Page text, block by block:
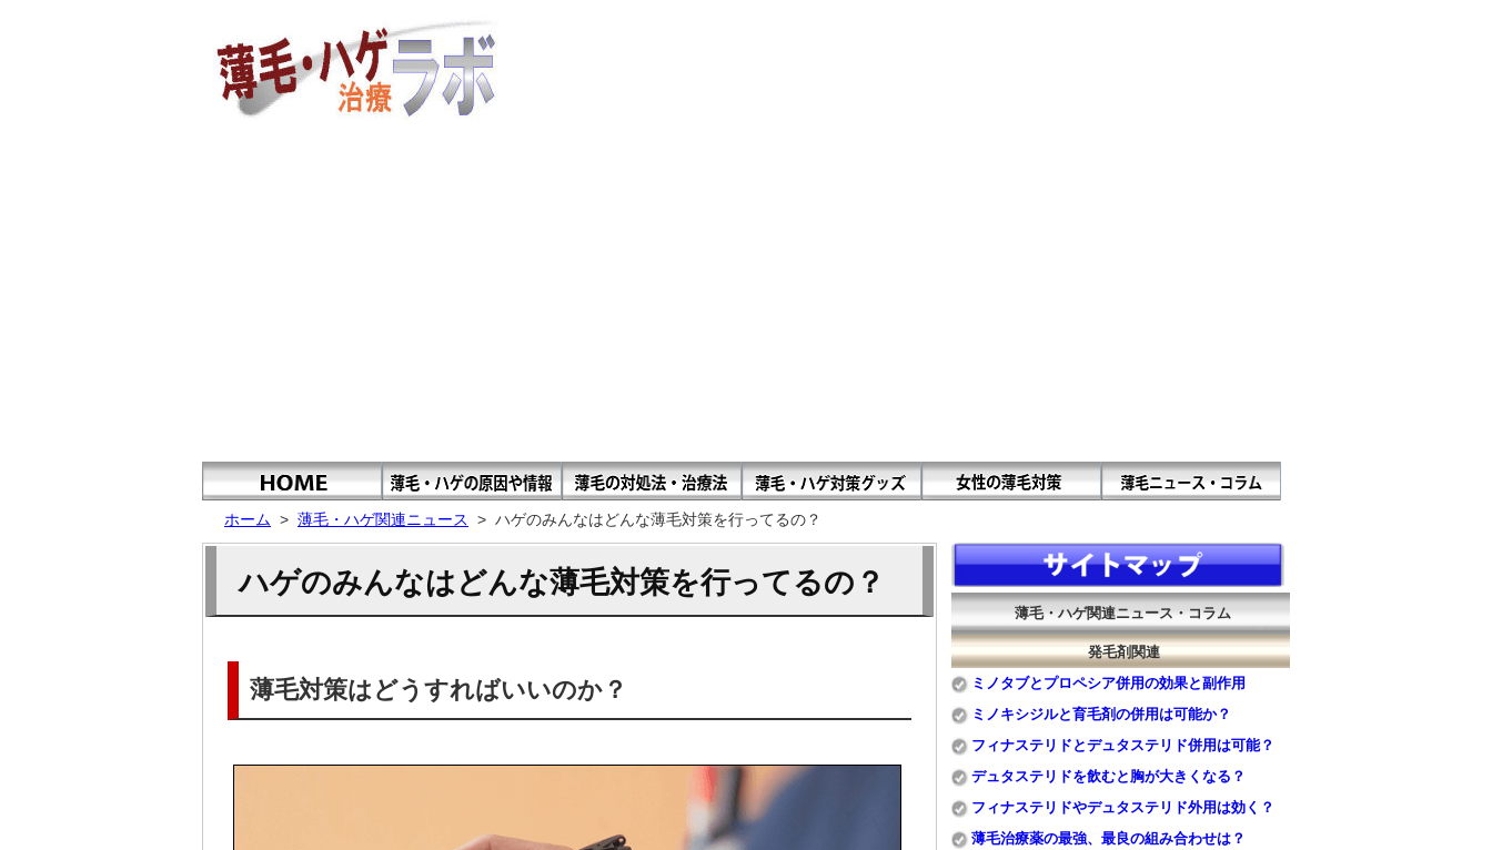
ホーム > 薄毛・ハゲ関連ニュース > ハゲのみんなはどんな薄毛対策を行ってるの？
ハゲのみんなはどんな薄毛対策を行ってるの？
薄毛対策はどうすればいいのか？
薄毛・ハゲ関連ニュース・コラム
発毛剤関連
ミノタブとプロペシア併用の効果と副作用
ミノキシジルと育毛剤の併用は可能か？
フィナステリドとデュタステリド併用は可能？
デュタステリドを飲むと胸が大きくなる？
フィナステリドやデュタステリド外用は効く？
薄毛治療薬の最強、最良の組み合わせは？